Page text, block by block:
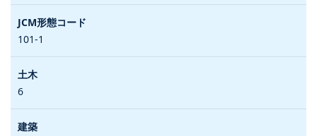
101-1
6